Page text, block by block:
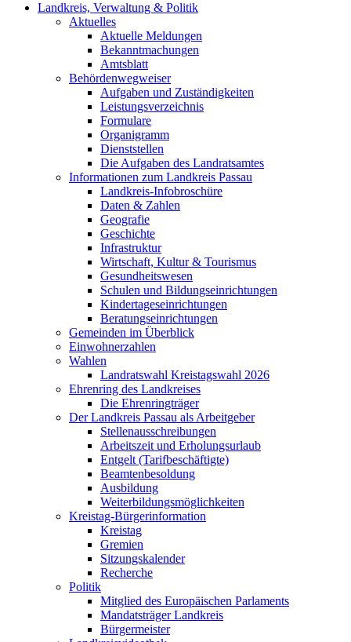
Landkreis, Verwaltung & Politik
Aktuelles
Aktuelle Meldungen
Bekanntmachungen
Amtsblatt
Behördenwegweiser
Aufgaben und Zuständigkeiten
Leistungsverzeichnis
Formulare
Organigramm
Dienststellen
Die Aufgaben des Landratsamtes
Informationen zum Landkreis Passau
Landkreis-Infobroschüre
Daten & Zahlen
Geografie
Geschichte
Infrastruktur
Wirtschaft, Kultur & Tourismus
Gesundheitswesen
Schulen und Bildungseinrichtungen
Kindertageseinrichtungen
Beratungseinrichtungen
Gemeinden im Überblick
Einwohnerzahlen
Wahlen
Landratswahl Kreistagswahl 2026
Ehrenring des Landkreises
Die Ehrenringträger
Der Landkreis Passau als Arbeitgeber
Stellenausschreibungen
Arbeitszeit und Erholungsurlaub
Entgelt (Tarifbeschäftigte)
Beamtenbesoldung
Ausbildung
Weiterbildungsmöglichkeiten
Kreistag-Bürgerinformation
Kreistag
Gremien
Sitzungskalender
Recherche
Politik
Mitglied des Europäischen Parlaments
Mandatsträger Landkreis
Bürgermeister